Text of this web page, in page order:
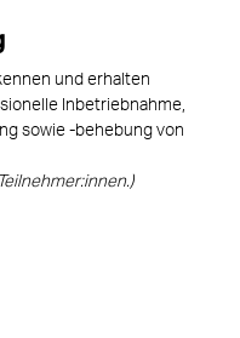
und erhalten
Inbetriebnahme,
sowie -behebung von